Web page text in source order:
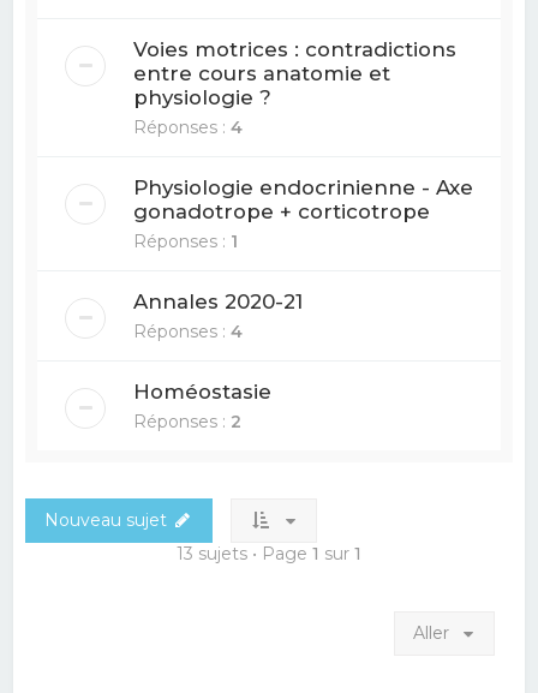
Voies motrices : contradictions
entre cours anatomie et
physiologie ?
Réponses :4
Physiologie endocrinienne - Axe
gonadotrope + corticotrope
Réponses : 1
Annales 2020-21
Réponses :4
Homéostasie
Réponses : 2
Nouveau sujet
13 sujets • Page 1 sur 1
Aller